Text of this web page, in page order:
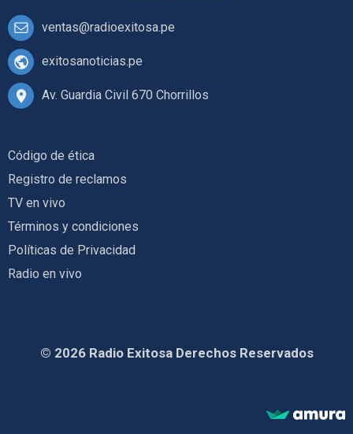
ventas@radioexitosa.pe
exitosanoticias.pe
Av. Guardia Civil 670 Chorrillos
Código de ética
Registro de reclamos
TV en vivo
Términos y condiciones
Políticas de Privacidad
Radio en vivo
© 2026 Radio Exitosa Derechos Reservados